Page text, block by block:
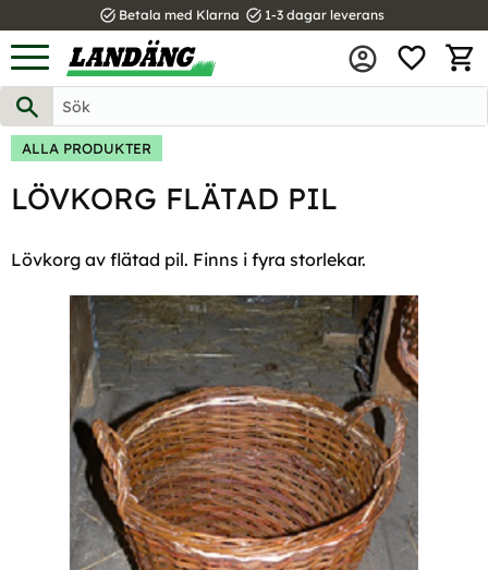
Meny
task_alt Betala med Klarna task_alt 1-3 dagar leverans
ALLA PRODUKTER
LÖVKORG FLÄTAD PIL
Lövkorg av flätad pil. Finns i fyra storlekar.